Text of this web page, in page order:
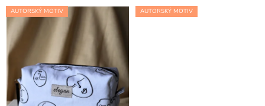
AUTORSKÝ MOTIV AUTORSKÝ MOTIV